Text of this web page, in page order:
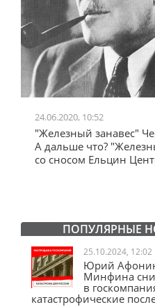
24.06.2020, 10:52
"Железный занавес"
А дальше что?
со сносом Ельцин
ПОПУЛЯРНЫЕ
25.10.2024, 12:02
Юрий
Минфина
в
катастрофические